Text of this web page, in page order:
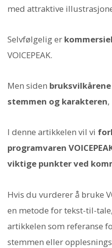
med attraktive
Selvfølgelig er
VOICEPEAK.
Men siden
stemmen og karakteren
I denne artikkelen vil vi
programvaren
viktige punkter ved
Hvis du vurderer å bruke
en metode for tekst-til-
artikkelen som referanse
stemmen eller